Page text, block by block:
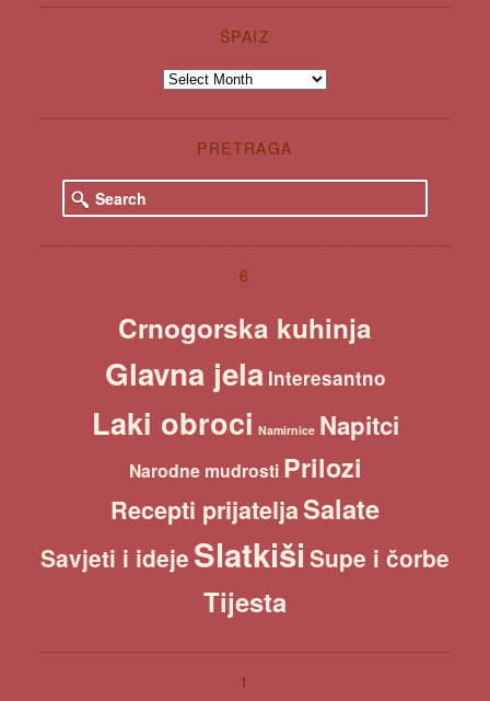
ŠPAIZ
Špaiz
PRETRAGA
e
r
6
Crnogorska kuhinja
Glavna jela Interesantno
Laki obroci Namirnice Napitci
Narodne mudrosti Prilozi
Recepti prijateljaSalate
Savjeti i ideje Slatkiši Supe i čorbe
Tijesta
1